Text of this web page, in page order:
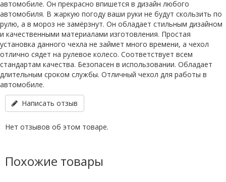
автомобиле. Он прекрасно впишется в дизайн любого
автомобиля. В жаркую погоду ваши руки не будут скользить по
рулю, а в мороз не замёрзнут. Он обладает стильным дизайном
и качественными материалами изготовления. Простая
установка данного чехла не займет много времени, а чехол
отлично сядет на рулевое колесо. Соответствует всем
стандартам качества. Безопасен в использовании. Обладает
длительным сроком службы. Отличный чехол для работы в
автомобиле.
Написать отзыв
Нет отзывов об этом товаре.
Похожие товары